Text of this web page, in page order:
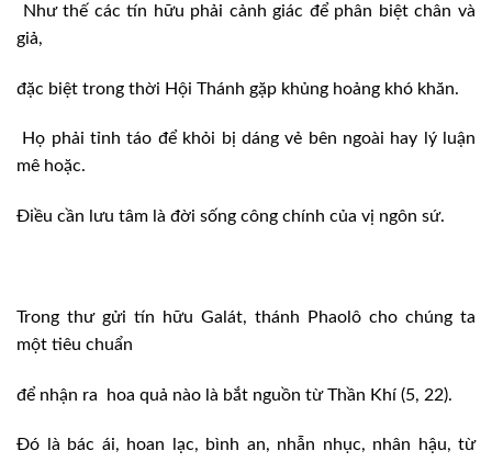
Như thế các tín hữu phải cảnh giác để phân biệt chân và
giả,
đặc biệt trong thời Hội Thánh gặp khủng hoảng khó khăn.
Họ phải tỉnh táo để khỏi bị dáng vẻ bên ngoài hay lý luận
mê hoặc.
Điều cần lưu tâm là đời sống công chính của vị ngôn sứ.
Trong thư gửi tín hữu Galát, thánh Phaolô cho chúng ta
một tiêu chuẩn
để nhận ra hoa quả nào là bắt nguồn từ Thần Khí (5, 22).
Đó là bác ái, hoan lạc, bình an, nhẫn nhục, nhân hậu, từ